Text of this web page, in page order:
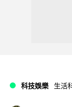
科技娛樂 生活